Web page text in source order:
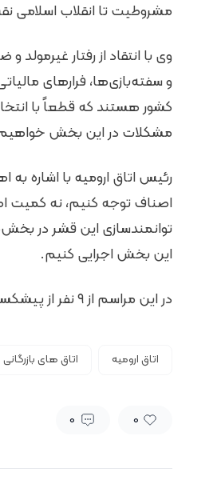
مشروطیت تا انقلاب اسلامی
وی با انتقاد از رفتار
و سفته‌بازی‌ها، فرارهای
کشور هستند که قطعاً با
مشکلات در این بخش
رئیس اتاق ارومیه با اشاره
اصناف توجه کنیم، نه کمیت
توانمندسازی این قشر در
این بخش اجرایی کنیم.
در این مراسم از ۹ نفر از پیشکسوتان، فعالان صنفی و حامیان اصناف تجلیل به عمل آمد.
اتاق ارومیه اتاق های بازرگانی
0
0